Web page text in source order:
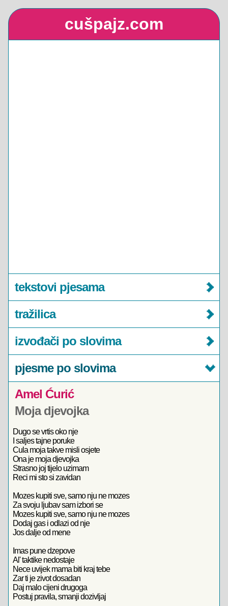
cušpajz.com
tekstovi pjesama
tražilica
izvođači po slovima
pjesme po slovima
Amel Ćurić
Moja djevojka
Dugo se vrtis oko nje
I saljes tajne poruke
Cula moja takve misli osjete
Ona je moja djevojka
Strasno joj tijelo uzimam
Reci mi sto si zavidan
Mozes kupiti sve, samo nju ne mozes
Za svoju ljubav sam izbori se
Mozes kupiti sve, samo nju ne mozes
Dodaj gas i odlazi od nje
Jos dalje od mene
Imas pune dzepove
Al' taktike nedostaje
Nece uvijek mama biti kraj tebe
Zar ti je zivot dosadan
Daj malo cijeni drugoga
Postuj pravila, smanji dozivljaj